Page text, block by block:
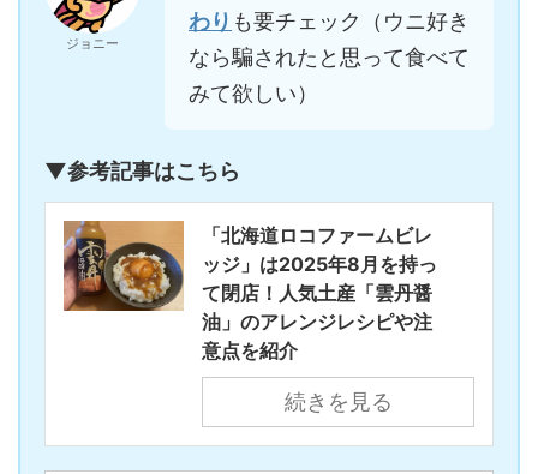
ジョニー
わり も要チェック（ウニ好き
なら騙されたと思って食べて
みて欲しい）
▼参考記事はこちら
「北海道ロコファームビレ
ッジ」は2025年8月を持っ
て閉店！人気土産「雲丹醤
油」のアレンジレシピや注
意点を紹介
続きを見る